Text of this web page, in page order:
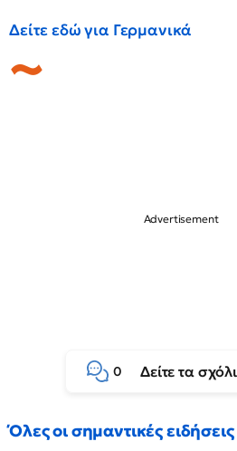
Δείτε εδώ για Γερμανικά
0 Δείτε τα
Όλες οι σημαντικές